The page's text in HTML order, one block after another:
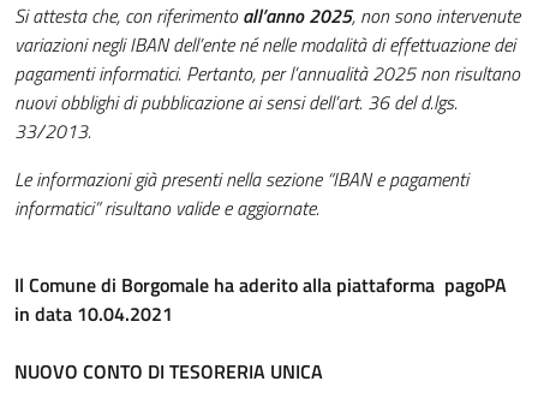
Si attesta che, con riferimentoall’anno 2025, non sono intervenute
variazioni negli IBAN dell’ente né nelle modalità di effettuazione dei
pagamenti informatici. Pertanto, per l’annualità 2025 non risultano
nuovi obblighi di pubblicazione ai sensi dell’art. 36 del d.lgs.
33/2013.
Le informazioni già presenti nella sezione “IBAN e pagamenti
informatici” risultano valide e aggiornate.
Il Comune di Borgomale ha aderito alla piattaforma pagoPA
in data 10.04.2021
NUOVO CONTO DI TESORERIA UNICA